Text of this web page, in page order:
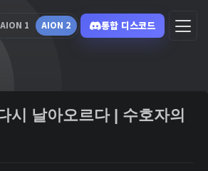
AION 1 AION 2 통합 디스코드
시 날아오르다 | 수호자의